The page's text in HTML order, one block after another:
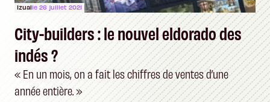
Izualle 26 juillet 2021
City-builders : le nouvel eldorado des
indés ?
« En un mois, on a fait les chiffres de ventes d’une
année entière. »